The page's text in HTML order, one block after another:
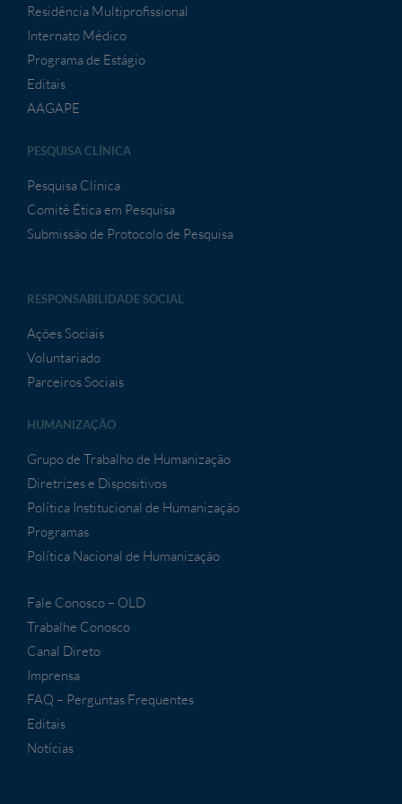
Residência Multiprofissional
Internato Médico
Programa de Estágio
Editais
AAGAPE
PESQUISA CLÍNICA
Pesquisa Clínica
Comitê Ética em Pesquisa
Submissão de Protocolo de Pesquisa
RESPONSABILIDADE SOCIAL
Ações Sociais
Voluntariado
Parceiros Sociais
HUMANIZAÇÃO
Grupo de Trabalho de Humanização
Diretrizes e Dispositivos
Política Institucional de Humanização
Programas
Política Nacional de Humanização
Fale Conosco – OLD
Trabalhe Conosco
Canal Direto
Imprensa
FAQ – Perguntas Frequentes
Editais
Notícias